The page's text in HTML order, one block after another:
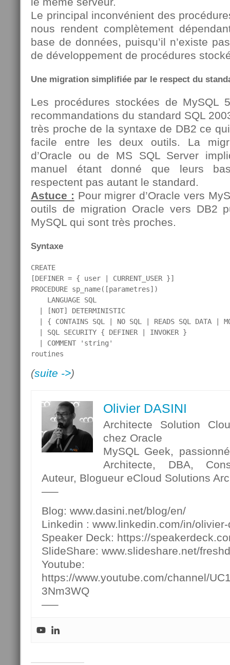
Le principal inconvénient des
nous rendent complètement
base de données, puisqu’il n’existe
de développement de procédures
Une migration simplifiée par le respect du
Les procédures stockées de MySQL
recommandations du standard SQL
très proche de la syntaxe de DB2 ce
facile entre les deux outils. La
d’Oracle ou de MS SQL Server
manuel étant donné que leurs
respectent pas autant le standard.
Astuce : Pour migrer d’Oracle vers
outils de migration Oracle vers DB2
MySQL qui sont très proches.
Syntaxe
CREATE
[DEFINER = { user | CURRENT_USER }]
PROCEDURE sp_name([parametres])
LANGUAGE SQL
| [NOT] DETERMINISTIC
| { CONTAINS SQL | NO SQL | READS SQL DATA |
| SQL SECURITY { DEFINER | INVOKER }
| COMMENT 'string'
routines
(suite ->)
Olivier DASINI
Architecte Solution
chez Oracle
MySQL Geek,
Architecte, DBA,
Auteur, Blogueur eCloud Solutions
—–
Blog: www.dasini.net/blog/en/
Linkedin : www.linkedin.com/in/
Speaker Deck: https://
SlideShare: www.slideshare.net/
Youtube:
https://www.youtube.com/channel/
3Nm3WQ
—–